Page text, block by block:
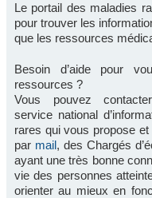
Le portail des maladies
pour trouver les
que les ressources
Besoin d’aide pour
ressources ?
Vous pouvez
service national
rares qui vous propose
par mail, des Chargés
ayant une très bonne
vie des personnes
orienter au mieux en